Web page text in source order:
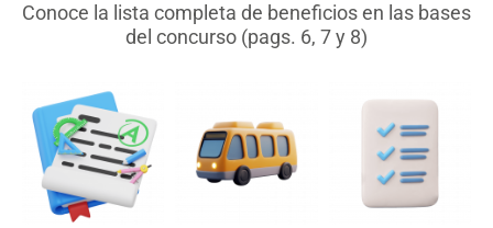
Conoce la lista completa de beneficios en las bases
del concurso (pags. 6, 7 y 8)